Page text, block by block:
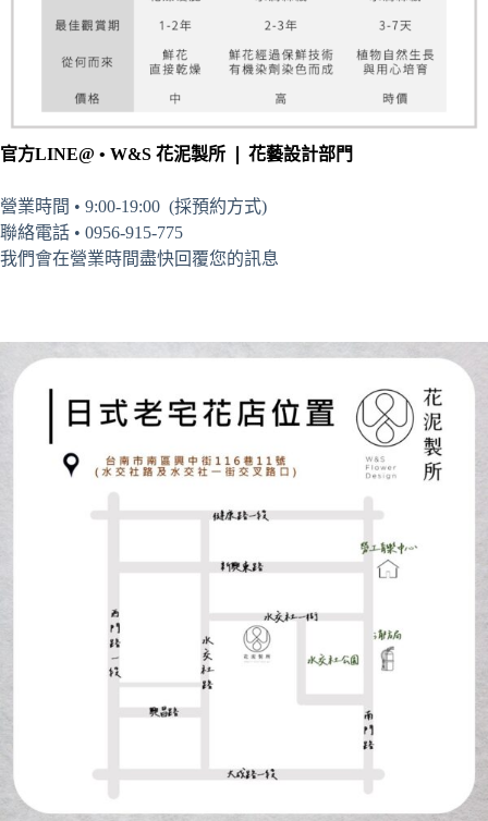
官方LINE@ • W&S 花泥製所 ❘ 花藝設計部門
營業時間 • 9:00-19:00 (採預約方式)
聯絡電話 • 0956-915-775
我們會在營業時間盡快回覆您的訊息